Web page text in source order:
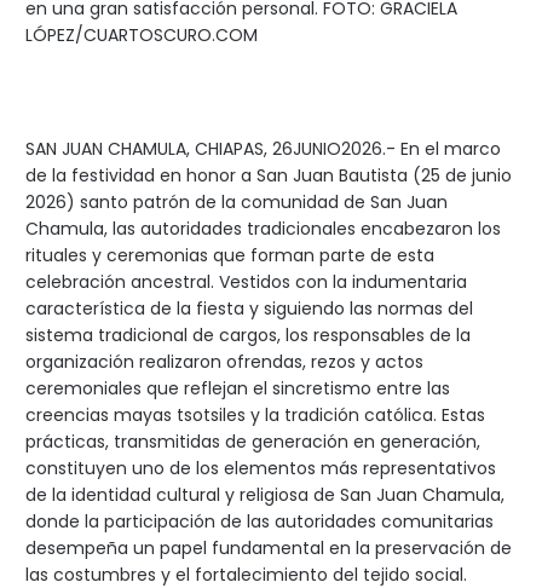
en una gran satisfacción personal. FOTO: GRACIELA
LÓPEZ/CUARTOSCURO.COM
SAN JUAN CHAMULA, CHIAPAS, 26JUNIO2026.- En el marco
de la festividad en honor a San Juan Bautista (25 de junio
2026) santo patrón de la comunidad de San Juan
Chamula, las autoridades tradicionales encabezaron los
rituales y ceremonias que forman parte de esta
celebración ancestral. Vestidos con la indumentaria
característica de la fiesta y siguiendo las normas del
sistema tradicional de cargos, los responsables de la
organización realizaron ofrendas, rezos y actos
ceremoniales que reflejan el sincretismo entre las
creencias mayas tsotsiles y la tradición católica. Estas
prácticas, transmitidas de generación en generación,
constituyen uno de los elementos más representativos
de la identidad cultural y religiosa de San Juan Chamula,
donde la participación de las autoridades comunitarias
desempeña un papel fundamental en la preservación de
las costumbres y el fortalecimiento del tejido social.